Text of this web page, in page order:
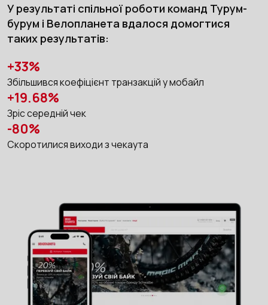
У результаті спільної роботи команд Турум-
бурум і Велопланета вдалося домогтися
таких результатів:
+33%
Збільшився коефіцієнт транзакцій у мобайл
+19.68%
Зріс середній чек
-80%
Скоротилися виходи з чекаута